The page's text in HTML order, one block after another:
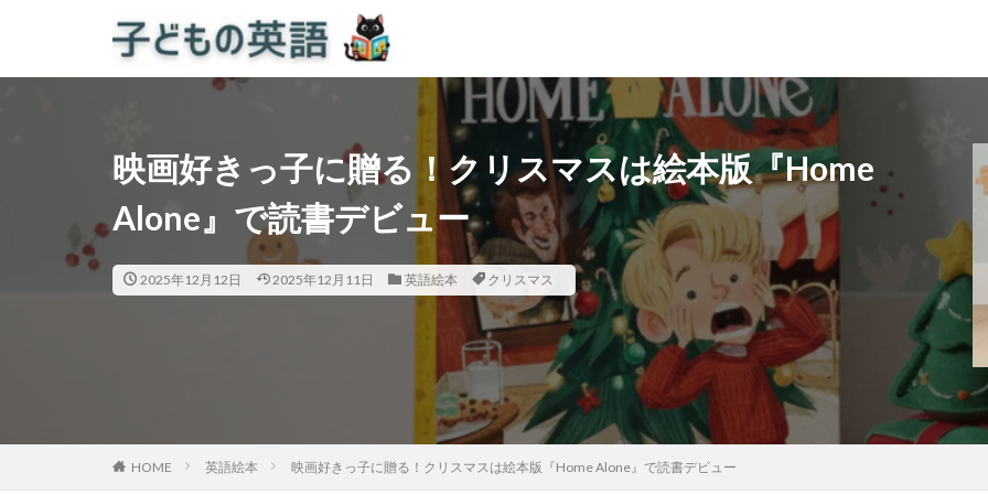
映画好きっ子に贈る！クリスマスは絵本版『Home
Alone』で読書デビュー
2025年12月12日 2025年12月11日 英語絵本 クリスマス
HOME 英語絵本 映画好きっ子に贈る！クリスマスは絵本版『Home Alone』で読書デビュー